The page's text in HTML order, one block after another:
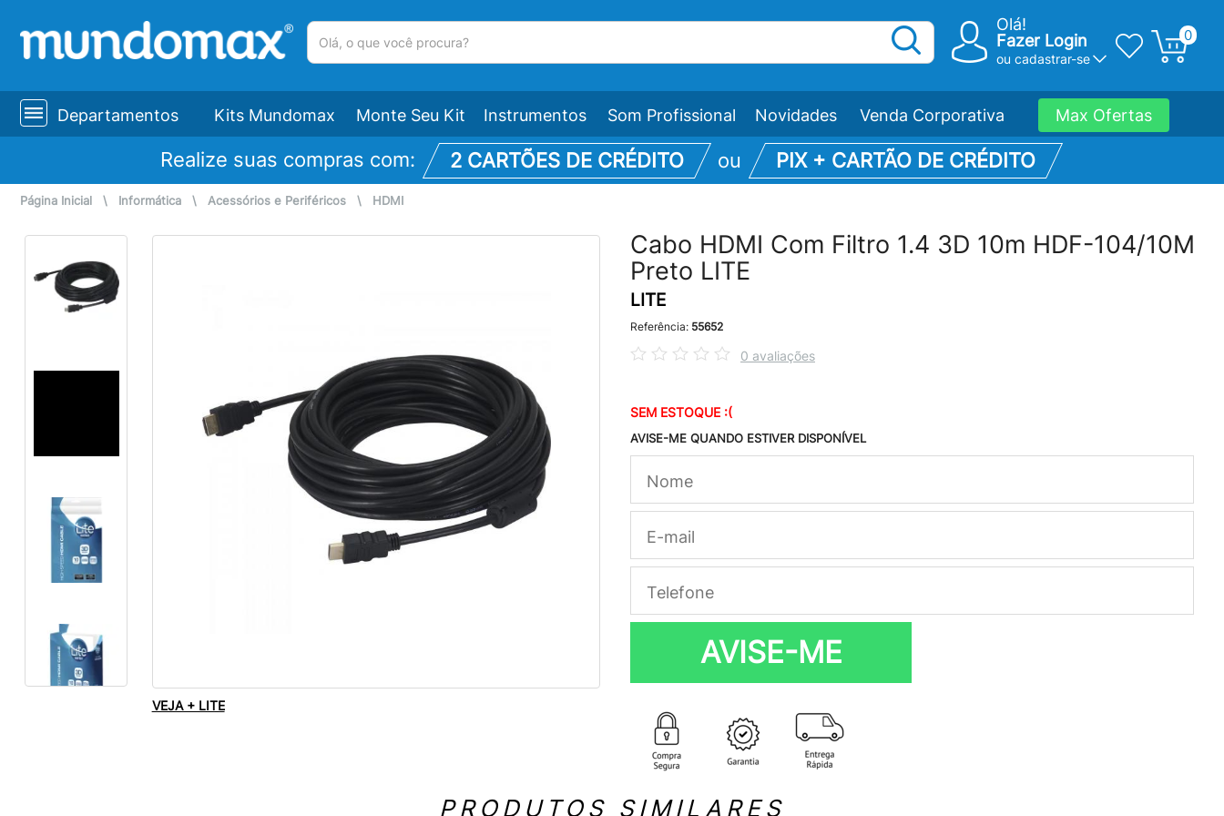
Olá!
Fazer Login
ou cadastrar-se
0
Departamentos Kits Mundomax Monte Seu Kit Instrumentos Som Profissional Novidades Venda Corporativa Max Ofertas
Realize suas compras com: 2 CARTÕES DE CRÉDITO ou PIX + CARTÃO DE CRÉDITO
Página Inicial \ Informática \ Acessórios e Periféricos \ HDMI
VEJA + LITE
Cabo HDMI Com Filtro 1.4 3D 10m HDF-104/10M
Preto LITE
LITE
Referência: 55652
0 avaliações
SEM ESTOQUE :(
AVISE-ME QUANDO ESTIVER DISPONÍVEL
AVISE-ME
PRODUTOS SIMILARES